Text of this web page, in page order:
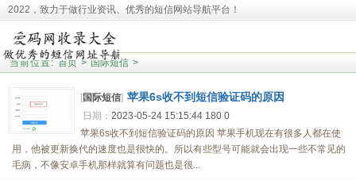
2022，致力于做行业资讯、优秀的短信网站导航平台！
本站收录相关网址皆来源于网络，欢迎广大用户反馈问题网站，本站将第一时间清
理！并且提醒大家！
当前位置: 首页 > 国际短信 >
[国际短信] 苹果6s收不到短信验证码的原因
日期： 2023-05-24 15:15:44 180 0
苹果6s收不到短信验证码的原因 苹果手机现在有很多人都在使
用，他被更新换代的速度也是很快的。所以有些型号可能就会出现一些不常见的
毛病，不像安卓手机那样就算有问题也是很...